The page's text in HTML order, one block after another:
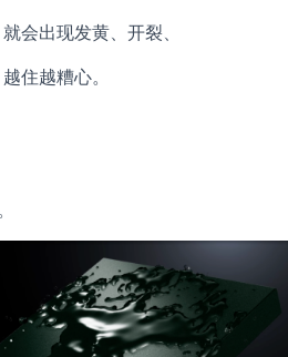
会出现发黄、开裂、
住越糟心。